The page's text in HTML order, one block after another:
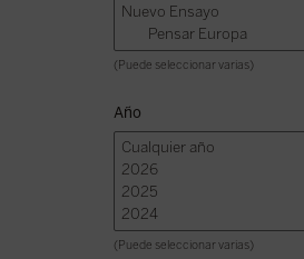
(Puede seleccionar varias)
Año
(Puede seleccionar varias)